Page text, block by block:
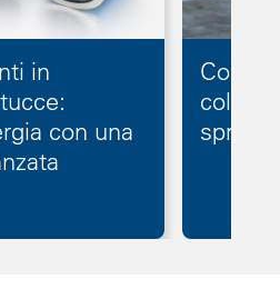
in
con una